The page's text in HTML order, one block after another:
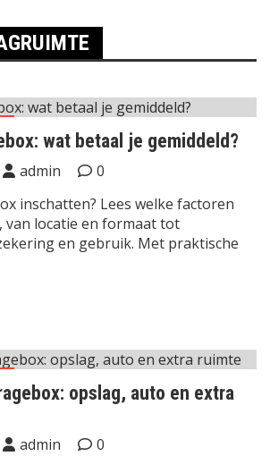
wat betaal je gemiddeld?
admin
0
inschatten? Lees welke factoren
van locatie en formaat tot
en gebruik. Met praktische
opslag, auto en extra
admin
0